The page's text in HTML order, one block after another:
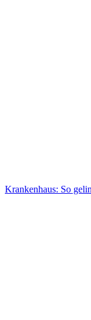
Krankenhaus: So